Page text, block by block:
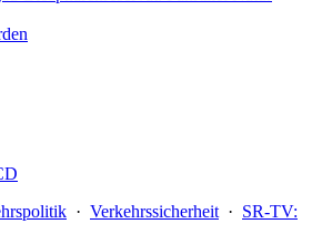
· Verkehrssicherheit · SR-TV: